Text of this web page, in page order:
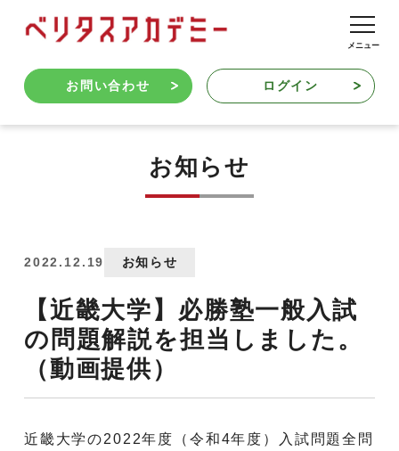
お問い合わせ ログイン
お知らせ
2022.12.19 お知らせ
【近畿大学】必勝塾一般入試
の問題解説を担当しました。
（動画提供）
近畿大学の2022年度（令和4年度）入試問題全問